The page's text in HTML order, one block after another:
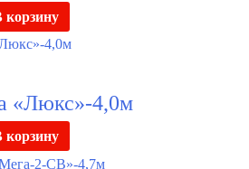
корзину
«Люкс»-4,0м
корзину